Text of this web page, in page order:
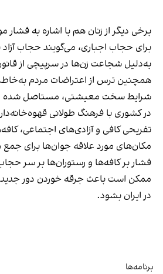
برخی دیگر از زنان هم با اشاره به فشار
برای حجاب اجباری، می‌گویند حجاب
به‌دلیل شجاعت زن‌ها در سرپیچی از
همچنین ترس از اعتراضات مردم
شرایط سخت معیشتی، مستاصل
در کشوری با فرهنگ طولانی
تفریحی کافی و آزادی‌های اجتماعی،
مکان‌های مورد علاقه جوان‌ها برای
فشار بر کافه‌ها و رستوران‌ها بر سر
ممکن است باعث جرقه خوردن دور
در ایران بشود.
برنامه‌ها